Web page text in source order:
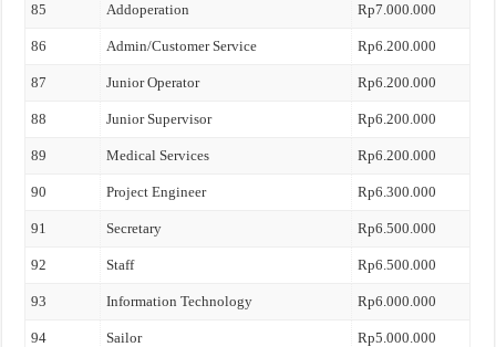
85 Addoperation Rp7.000.000
86 Admin/Customer Service Rp6.200.000
87 Junior Operator Rp6.200.000
88 Junior Supervisor Rp6.200.000
89 Medical Services Rp6.200.000
90 Project Engineer Rp6.300.000
91 Secretary Rp6.500.000
92 Staff Rp6.500.000
93 Information Technology Rp6.000.000
94 Sailor Rp5.000.000